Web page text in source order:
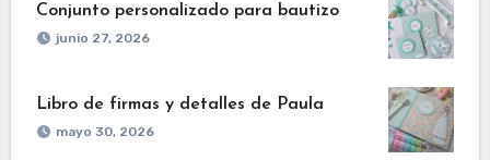
Conjunto personalizado para bautizo
junio 27, 2026
Libro de firmas y detalles de Paula
mayo 30, 2026